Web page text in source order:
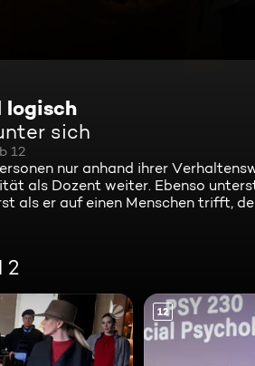
logisch
sich
12
nur anhand ihrer
als Dozent weiter. Ebenso
als er auf einen Menschen trifft,
2
12